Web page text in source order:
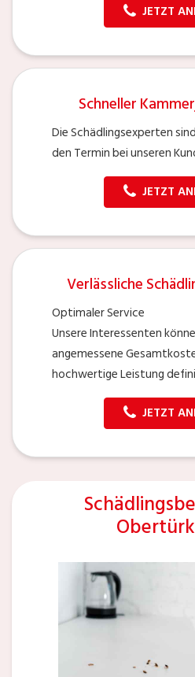
JETZT
Schneller
Die Schädlingsexperten
den Termin bei unseren
JETZT
Verlässliche
Optimaler Service
Unsere Interessenten
angemessene
hochwertige Leistung
JETZT